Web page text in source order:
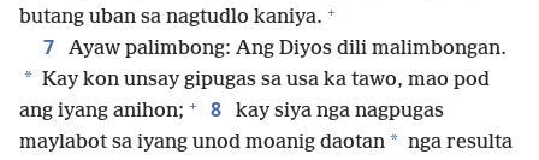
butang uban sa nagtudlo kaniya. +
7 Ayaw palimbong: Ang Diyos dili malimbongan.
* Kay kon unsay gipugas sa usa ka tawo, mao pod
ang iyang anihon; + 8
kay siya nga nagpugas
maylabot sa iyang unod moanig daotan * nga resulta